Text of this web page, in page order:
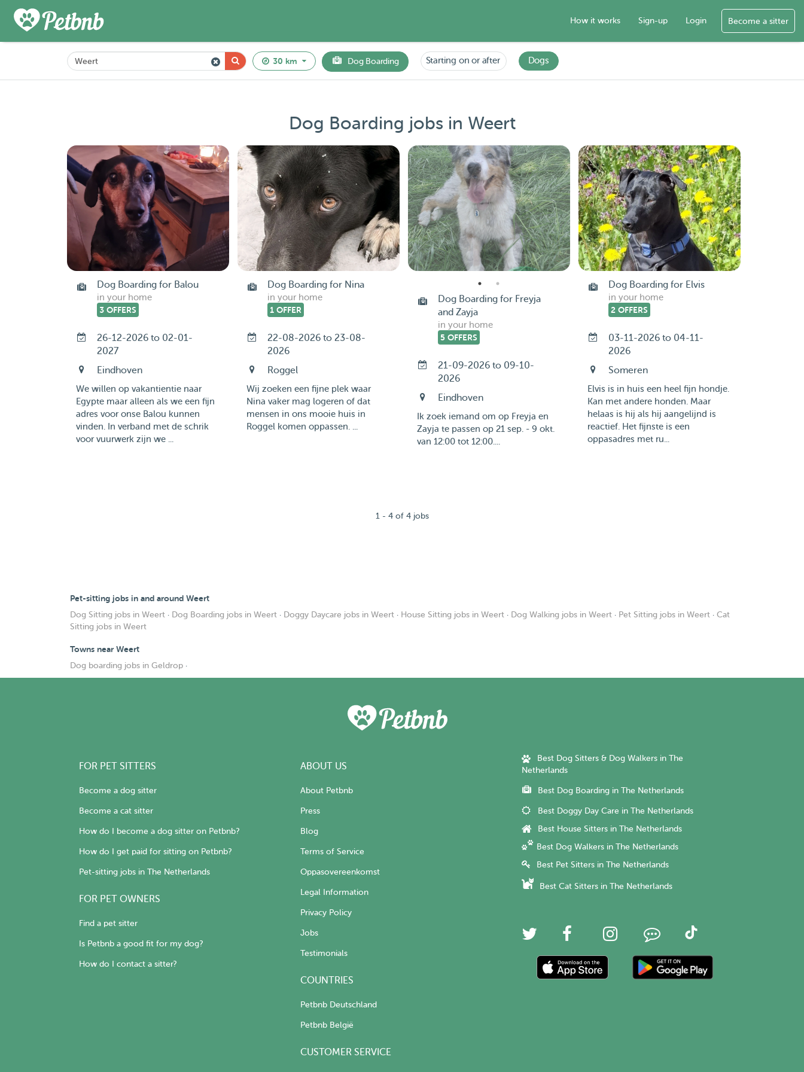
How it works Sign-up Login Become a sitter
30 km Dog Boarding Starting on or after Dogs
Dog Boarding jobs in Weert
Dog Boarding for Balou
in your home
3 OFFERS
26-12-2026 to 02-01-
2027
Eindhoven
We willen op vakantientie naar
Egypte maar alleen als we een fijn
adres voor onse Balou kunnen
vinden. In verband met de schrik
voor vuurwerk zijn we ...
Dog Boarding for Nina
in your home
1 OFFER
22-08-2026 to 23-08-
2026
Roggel
Wij zoeken een fijne plek waar
Nina vaker mag logeren of dat
mensen in ons mooie huis in
Roggel komen oppassen. ...
Dog Boarding for Freyja
and Zayja
in your home
5 OFFERS
21-09-2026 to 09-10-
2026
Eindhoven
Ik zoek iemand om op Freyja en
Zayja te passen op 21 sep. - 9 okt.
van 12:00 tot 12:00....
Dog Boarding for Elvis
in your home
2 OFFERS
03-11-2026 to 04-11-
2026
Someren
Elvis is in huis een heel fijn hondje.
Kan met andere honden. Maar
helaas is hij als hij aangelijnd is
reactief. Het fijnste is een
oppasadres met ru...
1 - 4 of 4 jobs
Pet-sitting jobs in and around Weert
Dog Sitting jobs in Weert · Dog Boarding jobs in Weert · Doggy Daycare jobs in Weert · House Sitting jobs in Weert · Dog Walking jobs in Weert · Pet Sitting jobs in Weert · Cat
Sitting jobs in Weert
Towns near Weert
Dog boarding jobs in Geldrop ·
FOR PET SITTERS
Become a dog sitter
Become a cat sitter
How do I become a dog sitter on Petbnb?
How do I get paid for sitting on Petbnb?
Pet-sitting jobs in The Netherlands
FOR PET OWNERS
Find a pet sitter
Is Petbnb a good fit for my dog?
How do I contact a sitter?
ABOUT US
About Petbnb
Press
Blog
Terms of Service
Oppasovereenkomst
Legal Information
Privacy Policy
Jobs
Testimonials
COUNTRIES
Petbnb Deutschland
Petbnb België
CUSTOMER SERVICE
Best Dog Sitters & Dog Walkers in The
Netherlands
Best Dog Boarding in The Netherlands
Best Doggy Day Care in The Netherlands
Best House Sitters in The Netherlands
Best Dog Walkers in The Netherlands
Best Pet Sitters in The Netherlands
Best Cat Sitters in The Netherlands